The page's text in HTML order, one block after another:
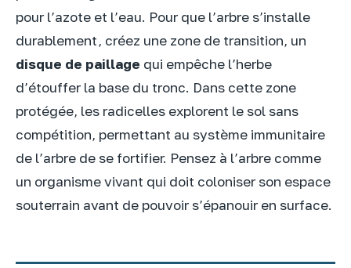
pour l’azote et l’eau. Pour que l’arbre s’installe
durablement, créez une zone de transition, un
disque de paillage qui empêche l’herbe
d’étouffer la base du tronc. Dans cette zone
protégée, les radicelles explorent le sol sans
compétition, permettant au système immunitaire
de l’arbre de se fortifier. Pensez à l’arbre comme
un organisme vivant qui doit coloniser son espace
souterrain avant de pouvoir s’épanouir en surface.